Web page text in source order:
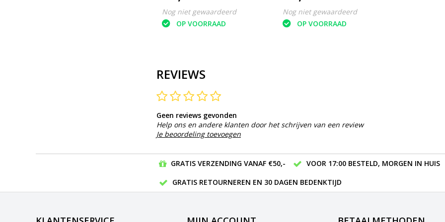
Nog niet gewaardeerd
OP VOORRAAD
Nog niet gewaardeerd
OP VOORRAAD
REVIEWS
Geen reviews gevonden
Help ons en andere klanten door het schrijven van een review
Je beoordeling toevoegen
GRATIS VERZENDING VANAF €50,-
VOOR 17:00 BESTELD, MORGEN IN HUIS
GRATIS RETOURNEREN EN 30 DAGEN BEDENKTIJD